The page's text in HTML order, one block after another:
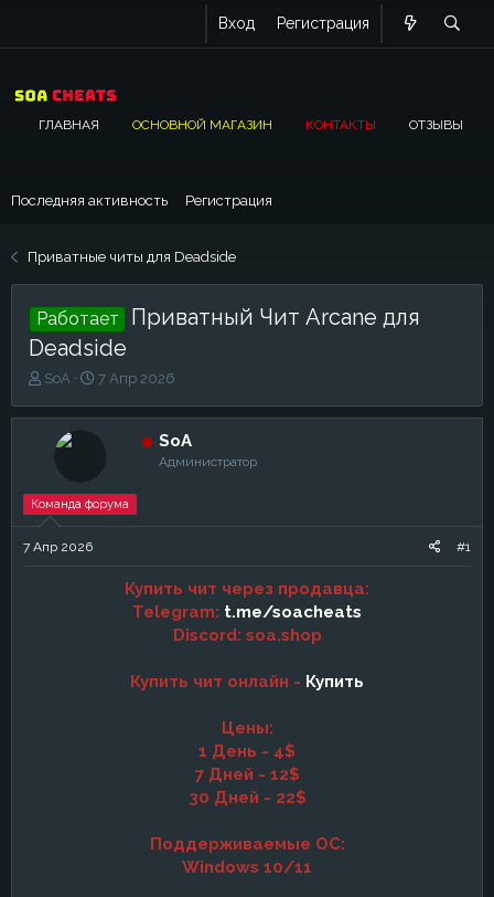
Вход Регистрация
ГЛАВНАЯ ОСНОВНОЙ МАГАЗИН КОНТАКТЫ ОТЗЫВЫ
Последняя активность Регистрация
Приватные читы для Deadside
Работает
Приватный Чит Arcane для
Deadside
А
т
е
м
SoA
Д
т
а
ч
а
7 Апр 2026
SoA
Администратор
Команда форума
7 Апр 2026 #1
Купить чит через продавца:
Telegram: t.me/soacheats
Discord: soa.shop
Купить чит онлайн - Купить
Цены:
1 День - 4$
7 Дней - 12$
30 Дней - 22$
Поддерживаемые ОС:
Windows 10/11